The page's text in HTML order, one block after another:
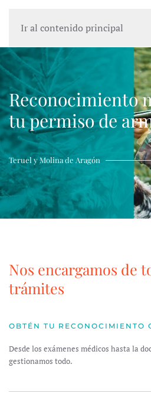
Ir al contenido principal
Reconocimiento
tu permiso de
Teruel y Molina de Aragón
Nos encargamos de
trámites
OBTÉN TU RECONOCIMIENTO
Desde los exámenes médicos hasta la
gestionamos todo.